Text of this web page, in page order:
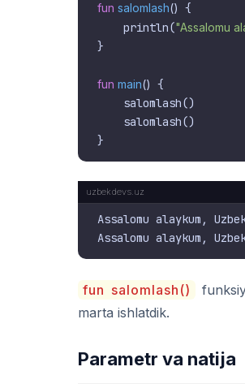
fun salomlash() {
    println(
"Assalomu
}
fun main() {
    salomlash()
    salomlash()
Assalomu alaykum,
fun salomlash()
marta ishlatdik.
Parametr va natija